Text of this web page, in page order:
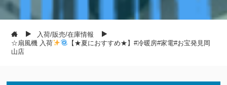
入荷/販売/在庫情報
☆扇風機 入荷
【★夏におすすめ★】#冷暖房#家電#お宝発見岡
山店